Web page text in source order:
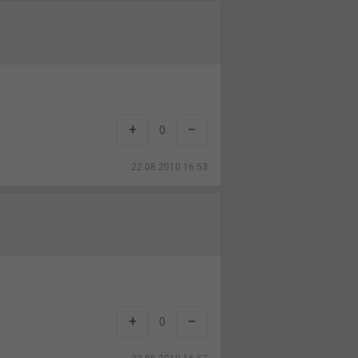
22.08.2010 16:53
+ 0 –
+ 0 –